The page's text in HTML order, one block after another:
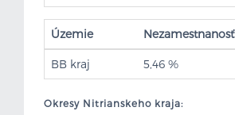
Územie Nezamestnanosť
BB kraj 5,46 %
Okresy Nitrianskeho kraja: